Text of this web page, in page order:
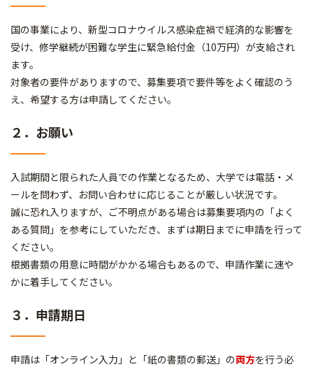
国の事業により、新型コロナウイルス感染症禍で経済的な影響を
受け、修学継続が困難な学生に緊急給付金（10万円）が支給され
ます。
対象者の要件がありますので、募集要項で要件等をよく確認のう
え、希望する方は申請してください。
２．お願い
入試期間と限られた人員での作業となるため、大学では電話・メ
ールを問わず、お問い合わせに応じることが厳しい状況です。
誠に恐れ入りますが、ご不明点がある場合は募集要項内の「よく
ある質問」を参考にしていただき、まずは期日までに申請を行って
ください。
根拠書類の用意に時間がかかる場合もあるので、申請作業に速や
かに着手してください。
３．申請期日
申請は「オンライン入力」と「紙の書類の郵送」の両方を行う必